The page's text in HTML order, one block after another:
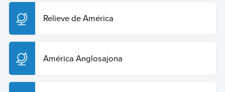
Relieve de América
América Anglosajona